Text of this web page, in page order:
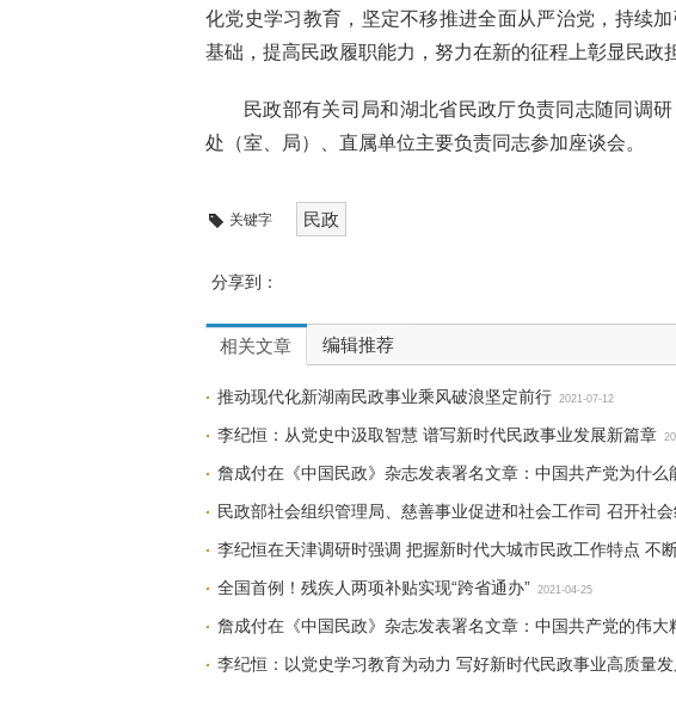
化党史学习教育，坚定不移推进全面从严治党，持续
基础，提高民政履职能力，努力在新的征程上彰显民
民政部有关司局和湖北省民政厅负责同志随同调
处（室、局）、直属单位主要负责同志参加座谈会。
关键字 民政
分享到：
相关文章 编辑推荐
推动现代化新湖南民政事业乘风破浪坚定前行 2021-07-12
李纪恒：从党史中汲取智慧 谱写新时代民政事业发展新篇章
詹成付在《中国民政》杂志发表署名文章：中国共产党为什么
民政部社会组织管理局、慈善事业促进和社会工作司 召开社
李纪恒在天津调研时强调 把握新时代大城市民政工作特点 不
全国首例！残疾人两项补贴实现“跨省通办” 2021-04-25
詹成付在《中国民政》杂志发表署名文章：中国共产党的伟大
李纪恒：以党史学习教育为动力 写好新时代民政事业高质量发